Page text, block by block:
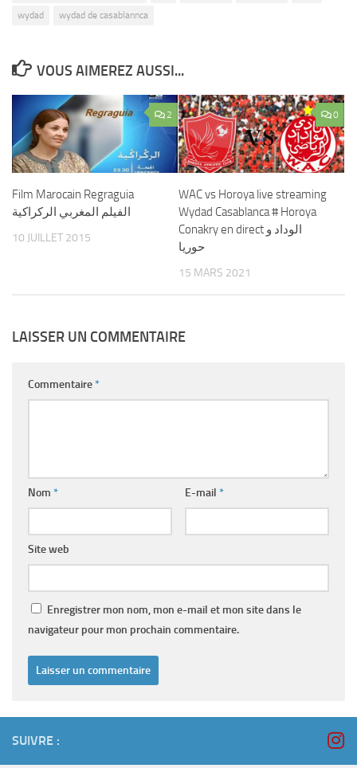
wydad
wydad de casablannca
VOUS AIMEREZ AUSSI...
2
Film Marocain Regraguia
الفيلم المغربي الركراكية
10 JUILLET 2015
0
WAC vs Horoya live streaming
Wydad Casablanca # Horoya
Conakry en direct الوداد و
حوريا
15 MARS 2021
LAISSER UN COMMENTAIRE
Commentaire*
Nom * E-mail *
Site web
Enregistrer mon nom, mon e-mail et mon site dans le
navigateur pour mon prochain commentaire.
SUIVRE :